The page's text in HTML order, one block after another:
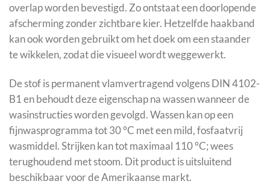
overlap worden bevestigd. Zo ontstaat een doorlopende
afscherming zonder zichtbare kier. Hetzelfde haakband
kan ook worden gebruikt om het doek om een staander
te wikkelen, zodat die visueel wordt weggewerkt.
De stof is permanent vlamvertragend volgens DIN 4102-
B1 en behoudt deze eigenschap na wassen wanneer de
wasinstructies worden gevolgd. Wassen kan op een
fijnwasprogramma tot 30 °C met een mild, fosfaatvrij
wasmiddel. Strijken kan tot maximaal 110 °C; wees
terughoudend met stoom. Dit product is uitsluitend
beschikbaar voor de Amerikaanse markt.